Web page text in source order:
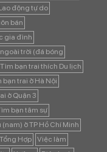
động tự do
bán
gia đình
trời (đá bóng
Tìm bạn trai thích Du lịch
bạn trai ở Hà Nội
ở Quận 3
bạn tâm sự
ở TP Hồ Chí Minh
Tổng Hợp
Việc làm